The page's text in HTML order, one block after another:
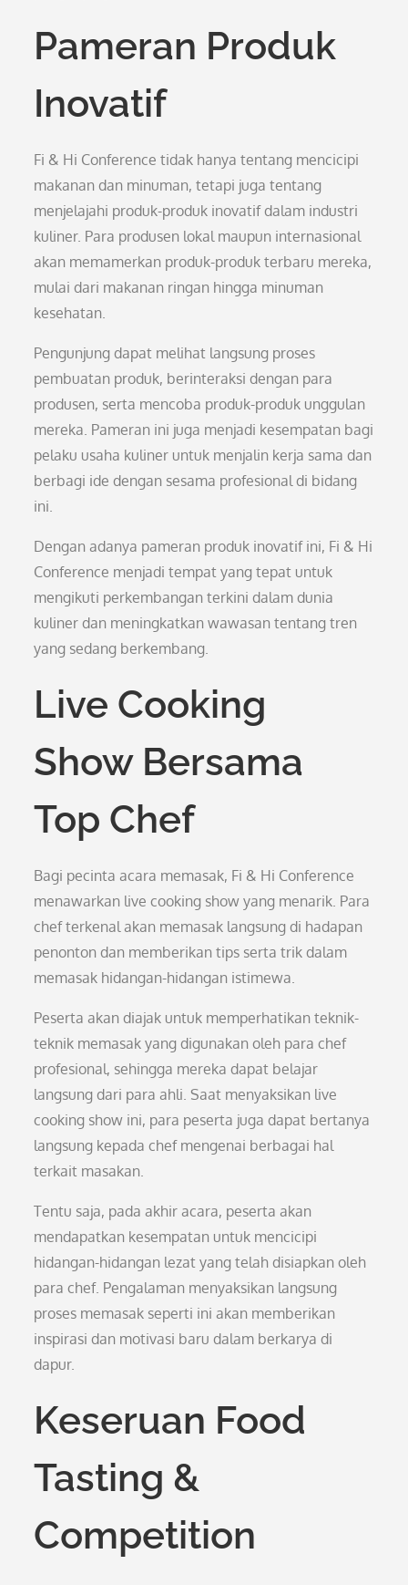
Pameran Produk
Inovatif
Fi & Hi Conference tidak hanya tentang mencicipi
makanan dan minuman, tetapi juga tentang
menjelajahi produk-produk inovatif dalam industri
kuliner. Para produsen lokal maupun internasional
akan memamerkan produk-produk terbaru mereka,
mulai dari makanan ringan hingga minuman
kesehatan.
Pengunjung dapat melihat langsung proses
pembuatan produk, berinteraksi dengan para
produsen, serta mencoba produk-produk unggulan
mereka. Pameran ini juga menjadi kesempatan bagi
pelaku usaha kuliner untuk menjalin kerja sama dan
berbagi ide dengan sesama profesional di bidang
ini.
Dengan adanya pameran produk inovatif ini, Fi & Hi
Conference menjadi tempat yang tepat untuk
mengikuti perkembangan terkini dalam dunia
kuliner dan meningkatkan wawasan tentang tren
yang sedang berkembang.
Live Cooking
Show Bersama
Top Chef
Bagi pecinta acara memasak, Fi & Hi Conference
menawarkan live cooking show yang menarik. Para
chef terkenal akan memasak langsung di hadapan
penonton dan memberikan tips serta trik dalam
memasak hidangan-hidangan istimewa.
Peserta akan diajak untuk memperhatikan teknik-
teknik memasak yang digunakan oleh para chef
profesional, sehingga mereka dapat belajar
langsung dari para ahli. Saat menyaksikan live
cooking show ini, para peserta juga dapat bertanya
langsung kepada chef mengenai berbagai hal
terkait masakan.
Tentu saja, pada akhir acara, peserta akan
mendapatkan kesempatan untuk mencicipi
hidangan-hidangan lezat yang telah disiapkan oleh
para chef. Pengalaman menyaksikan langsung
proses memasak seperti ini akan memberikan
inspirasi dan motivasi baru dalam berkarya di
dapur.
Keseruan Food
Tasting &
Competition